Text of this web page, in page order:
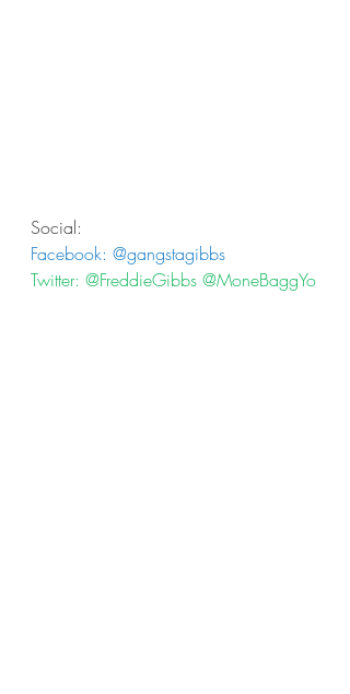
Social:
Facebook: @gangstagibbs
Twitter: @FreddieGibbs @MoneBaggYo